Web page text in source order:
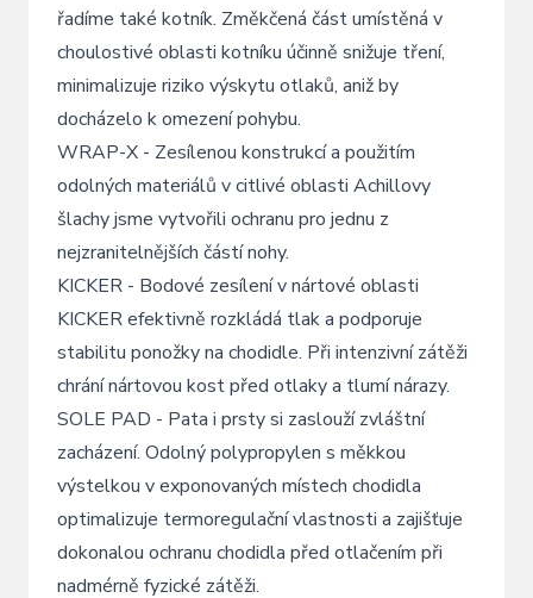
řadíme také kotník. Změkčená část umístěná v
choulostivé oblasti kotníku účinně snižuje tření,
minimalizuje riziko výskytu otlaků, aniž by
docházelo k omezení pohybu.
WRAP-X - Zesílenou konstrukcí a použitím
odolných materiálů v citlivé oblasti Achillovy
šlachy jsme vytvořili ochranu pro jednu z
nejzranitelnějších částí nohy.
KICKER - Bodové zesílení v nártové oblasti
KICKER efektivně rozkládá tlak a podporuje
stabilitu ponožky na chodidle. Při intenzivní zátěži
chrání nártovou kost před otlaky a tlumí nárazy.
SOLE PAD - Pata i prsty si zaslouží zvláštní
zacházení. Odolný polypropylen s měkkou
výstelkou v exponovaných místech chodidla
optimalizuje termoregulační vlastnosti a zajišťuje
dokonalou ochranu chodidla před otlačením při
nadmérně fyzické zátěži.